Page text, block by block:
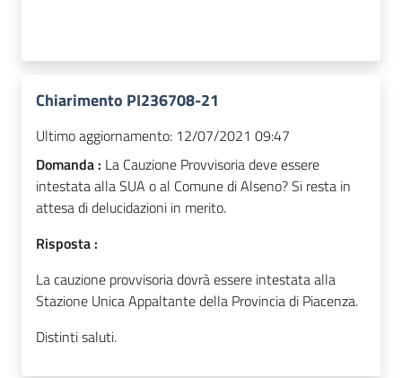
Chiarimento PI236708-21
Ultimo aggiornamento: 12/07/2021 09:47
Domanda : La Cauzione Provvisoria deve essere
intestata alla SUA o al Comune di Alseno? Si resta in
attesa di delucidazioni in merito.
Risposta :
La cauzione provvisoria dovrà essere intestata alla
Stazione Unica Appaltante della Provincia di Piacenza.
Distinti saluti.